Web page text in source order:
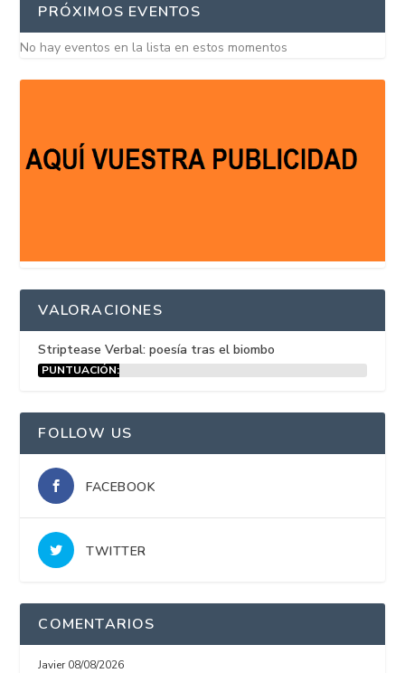
PRÓXIMOS EVENTOS
No hay eventos en la lista en estos momentos
VALORACIONES
Striptease Verbal: poesía tras el biombo
PUNTUACIÓN:
FOLLOW US
FACEBOOK
TWITTER
COMENTARIOS
Javier 08/08/2026